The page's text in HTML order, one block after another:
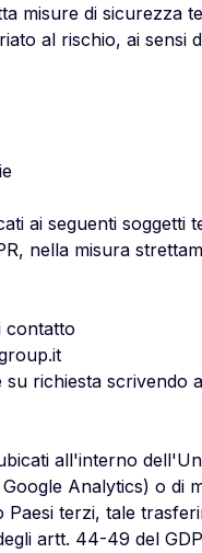
misure di sicurezza
al rischio, ai sensi
ai seguenti soggetti
nella misura
contatto
su richiesta scrivendo a
all'interno
Analytics) o di
terzi, tale
artt. 44-49 del